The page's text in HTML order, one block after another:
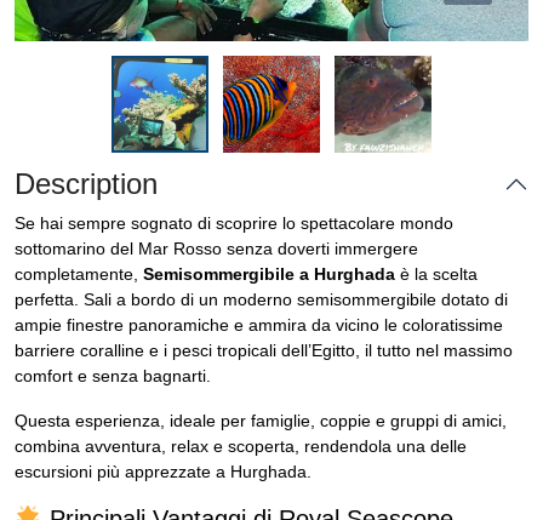
Description
Se hai sempre sognato di scoprire lo spettacolare mondo
sottomarino del Mar Rosso senza doverti immergere
completamente, Semisommergibile a Hurghada è la scelta
perfetta. Sali a bordo di un moderno semisommergibile dotato di
ampie finestre panoramiche e ammira da vicino le coloratissime
barriere coralline e i pesci tropicali dell’Egitto, il tutto nel massimo
comfort e senza bagnarti.
Questa esperienza, ideale per famiglie, coppie e gruppi di amici,
combina avventura, relax e scoperta, rendendola una delle
escursioni più apprezzate a Hurghada.